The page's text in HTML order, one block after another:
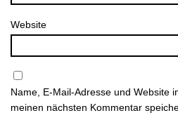
Website
Name, E-Mail-Adresse und Website
meinen nächsten Kommentar